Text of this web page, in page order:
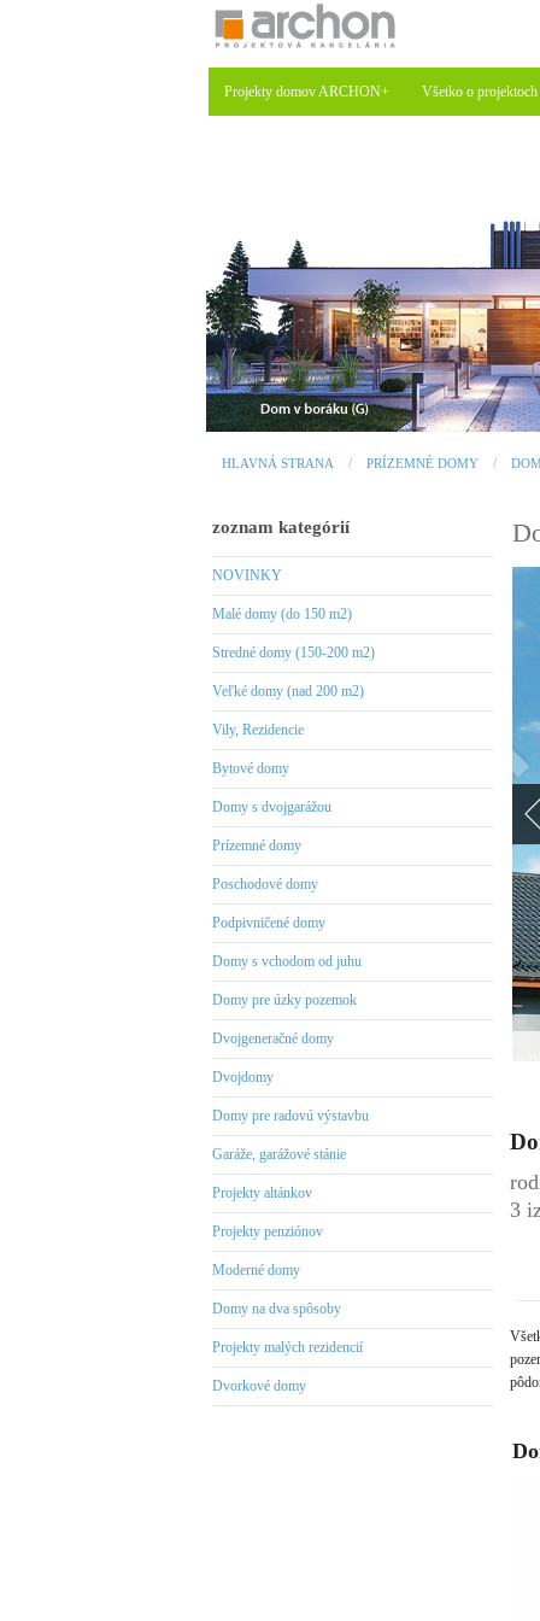
Projekty domov ARCHON+ Všetko o projektoch
HLAVNÁ STRANA PRÍZEMNÉ DOMY
zoznam kategórií
NOVINKY
Malé domy (do 150 m2)
Stredné domy (150-200 m2)
Veľké domy (nad 200 m2)
Vily, Rezidencie
Bytové domy
Domy s dvojgarážou
Prízemné domy
Poschodové domy
Podpivničené domy
Domy s vchodom od juhu
Domy pre úzky pozemok
Dvojgeneračné domy
Dvojdomy
Domy pre radovú výstavbu
Garáže, garážové stánie
Projekty altánkov
Projekty penziónov
Moderné domy
Domy na dva spôsoby
Projekty malých rezidencií
Dvorkové domy
3